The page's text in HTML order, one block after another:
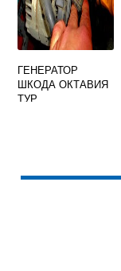
ГЕНЕРАТОР
ШКОДА ОКТАВИЯ
ТУР